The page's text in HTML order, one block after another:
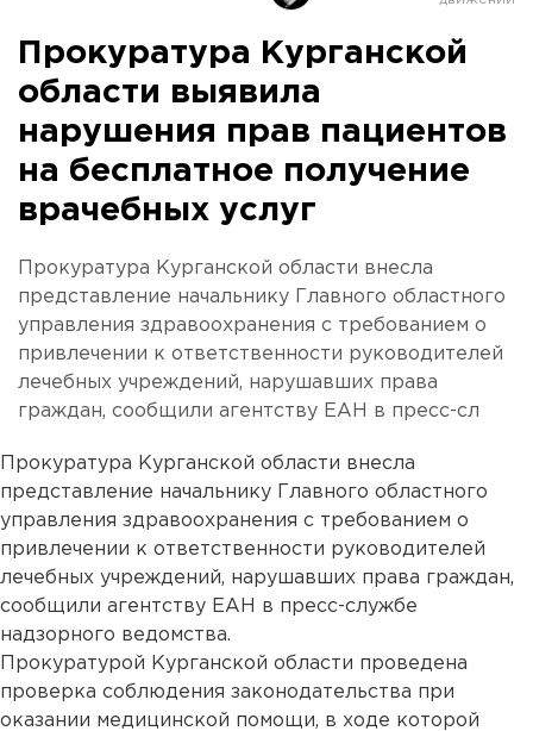
Прокуратура Курганской
области выявила
нарушения прав пациентов
на бесплатное получение
врачебных услуг
Прокуратура Курганской области внесла
представление начальнику Главного областного
управления здравоохранения с требованием о
привлечении к ответственности руководителей
лечебных учреждений, нарушавших права
граждан, сообщили агентству ЕАН в пресс-сл
Прокуратура Курганской области внесла
представление начальнику Главного областного
управления здравоохранения с требованием о
привлечении к ответственности руководителей
лечебных учреждений, нарушавших права граждан,
сообщили агентству ЕАН в пресс-службе
надзорного ведомства.
Прокуратурой Курганской области проведена
проверка соблюдения законодательства при
оказании медицинской помощи, в ходе которой